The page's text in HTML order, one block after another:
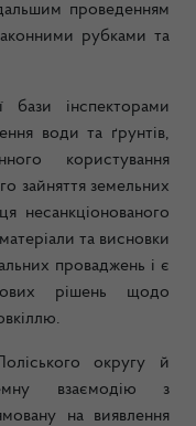
проведенням
рубками та
бази інспекторами
води та ґрунтів,
користування
зайняття земельних
несанкціонованого
та висновки
проваджень і є
рішень щодо
округу й
взаємодію з
на виявлення